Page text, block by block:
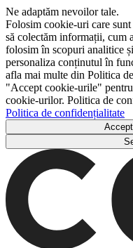
Ne adaptăm nevoilor tale.
Folosim cookie-uri care
să colectăm informații, cum
folosim în scopuri analitice
personaliza conținutul în
afla mai multe din Politica
"Accept cookie-urile"
cookie-urilor. Politica de
Politica de confidențialitate